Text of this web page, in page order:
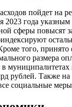
пойдет на
2023 года указным
сферы повысят
того, принято
размера
в
рублей. Также на
социальные